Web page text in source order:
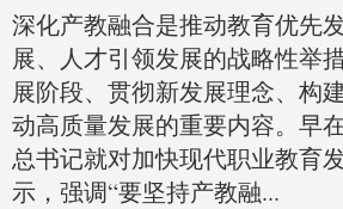
深化产教融合是推动教育优先
展、人才引领发展的战略性举
展阶段、贯彻新发展理念、构
动高质量发展的重要内容。早
总书记就对加快现代职业教育
示，强调“要坚持产教融...